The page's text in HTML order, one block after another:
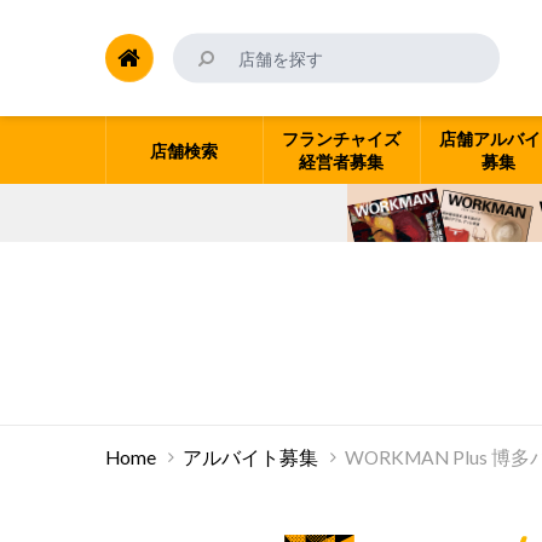
フランチャイズ
経営者募集
店舗検索
店舗アルバ
募集
Home アルバイト募集 WORKMAN Plus 博多